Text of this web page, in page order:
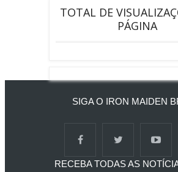
TOTAL DE
PÁGINA
SIGA O IRON MAIDEN
RECEBA TODAS AS